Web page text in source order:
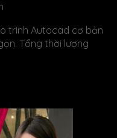
trình Autocad cơ bản
Tổng thời lượng